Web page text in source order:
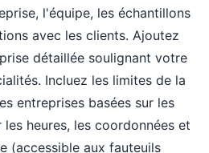
l'équipe, les échantillons
avec les clients. Ajoutez
détaillée soulignant votre
Incluez les limites de la
entreprises basées sur les
heures, les coordonnées et
(accessible aux fauteuils